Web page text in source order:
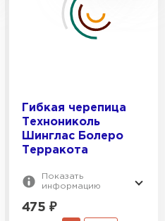
Гибкая черепица
Технониколь
Шинглас Болеро
Терракота
Показать
информацию
475 ₽